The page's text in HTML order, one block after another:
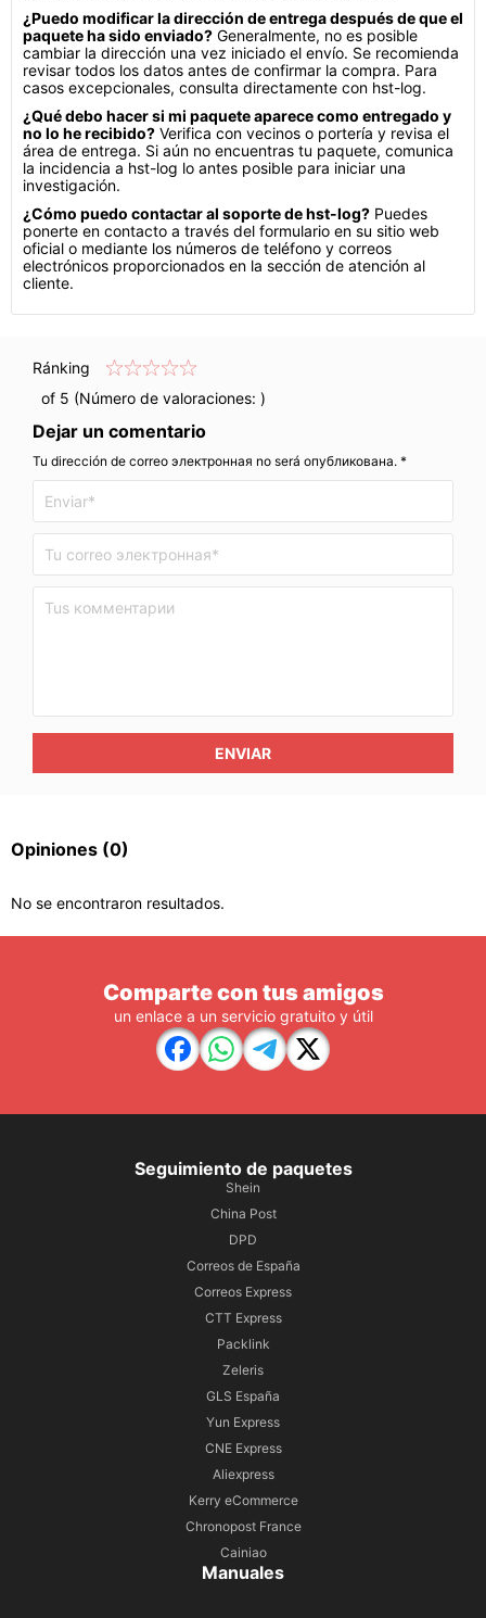
¿Puedo modificar la dirección de entrega después de que el
paquete ha sido enviado? Generalmente, no es posible
cambiar la dirección una vez iniciado el envío. Se recomienda
revisar todos los datos antes de confirmar la compra. Para
casos excepcionales, consulta directamente con hst-log.
¿Qué debo hacer si mi paquete aparece como entregado y
no lo he recibido? Verifica con vecinos o portería y revisa el
área de entrega. Si aún no encuentras tu paquete, comunica
la incidencia a hst-log lo antes posible para iniciar una
investigación.
¿Cómo puedo contactar al soporte de hst-log? Puedes
ponerte en contacto a través del formulario en su sitio web
oficial o mediante los números de teléfono y correos
electrónicos proporcionados en la sección de atención al
cliente.
Ránking
of 5 (Número de valoraciones: )
Dejar un comentario
Tu dirección de correo электронная no será опубликована. *
ENVIAR
Opiniones (0)
No se encontraron resultados.
Comparte con tus amigos
un enlace a un servicio gratuito y útil
Seguimiento de paquetes
Shein
China Post
DPD
Correos de España
Correos Express
CTT Express
Packlink
Zeleris
GLS España
Yun Express
CNE Express
Aliexpress
Kerry eCommerce
Chronopost France
Cainiao
Manuales